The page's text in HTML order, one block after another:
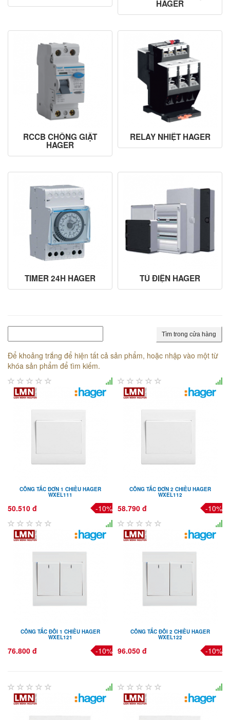
HAGER
RCCB CHỐNG GIẬT
HAGER
RELAY NHIỆT HAGER
TIMER 24H HAGER TỦ ĐIỆN HAGER
Tìm trong cửa hàng
Để khoảng trắng để hiện tất cả sản phẩm, hoặc nhập vào một từ
khóa sản phẩm để tìm kiếm.
CÔNG TẮC ĐƠN 1 CHIỀU HAGER
WXEL111
50.510 đ -10%
CÔNG TẮC ĐƠN 2 CHIỀU HAGER
WXEL112
58.790 đ -10%
CÔNG TẮC ĐÔI 1 CHIỀU HAGER
WXEL121
76.800 đ -10%
CÔNG TẮC ĐÔI 2 CHIỀU HAGER
WXEL122
96.050 đ -10%